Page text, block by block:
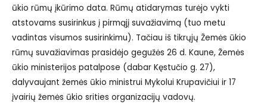
ūkio rūmų įkūrimo data. Rūmų atidarymas turėjo vykti
atstovams susirinkus į pirmąjį suvažiavimą (tuo metu
vadintas visumos susirinkimu). Tačiau iš tikrųjų Žemės ūkio
rūmų suvažiavimas prasidėjo gegužės 26 d. Kaune, Žemės
ūkio ministerijos patalpose (dabar Kęstučio g. 27),
dalyvaujant žemės ūkio ministrui Mykolui Krupavičiui ir 17
įvairių žemės ūkio srities organizacijų vadovų.